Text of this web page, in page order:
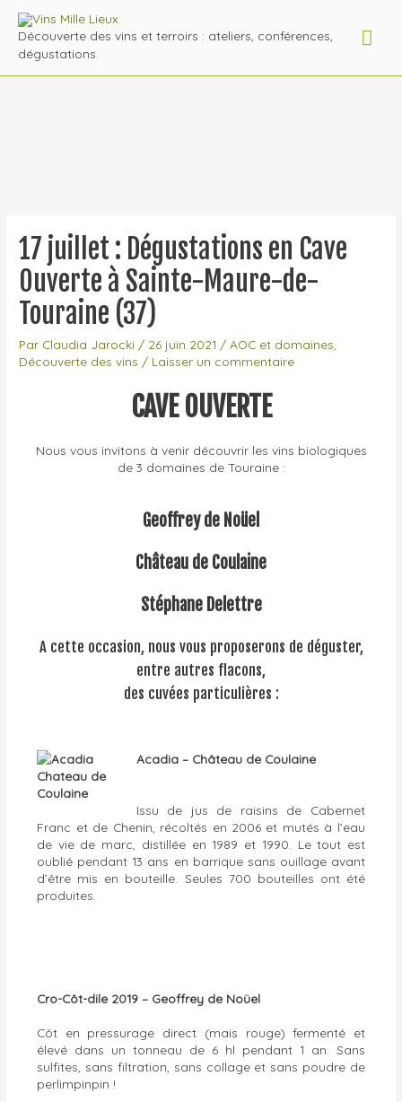
Découverte des vins et terroirs : ateliers, conférences,
dégustations.
17 juillet : Dégustations en Cave
Ouverte à Sainte-Maure-de-
Touraine (37)
Par Claudia Jarocki / 26 juin 2021 /AOC et domaines
Découverte des vins / Laisser un commentaire
CAVE OUVERTE
Nous vous invitons à venir découvrir les vins biologiques
de 3 domaines de Touraine :
Geoffrey de Noüel
Château de Coulaine
Stéphane Delettre
A cette occasion, nous vous proposerons de déguster,
entre autres flacons,
des cuvées particulières :
Acadia – Château de Coulaine
Issu de jus de raisins de Cabernet
Franc et de Chenin, récoltés en 2006 et mutés à l’eau
de vie de marc, distillée en 1989 et 1990. Le tout est
oublié pendant 13 ans en barrique sans ouillage avant
d’être mis en bouteille. Seules 700 bouteilles ont été
produites.
Cro-Côt-dile 2019 – Geoffrey de Noüel
Côt en pressurage direct (mais rouge) fermenté et
élevé dans un tonneau de 6 hl pendant 1 an. Sans
sulfites, sans filtration, sans collage et sans poudre de
perlimpinpin !